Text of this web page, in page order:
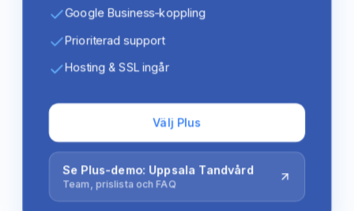
Google Business-koppling
Prioriterad support
Hosting & SSL ingår
Välj Plus
Se Plus-demo: Uppsala Tandvård
Team, prislista och FAQ